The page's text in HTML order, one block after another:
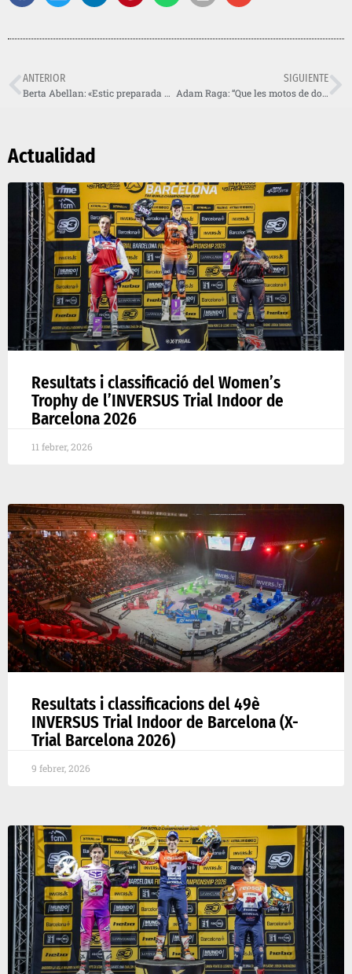
ANTERIOR
Berta Abellan: «Estic preparada per batre l’Emma Bristow»
SIGUIENTE
Adam Raga: “Que les motos de dos i quatre temps competeixin juntes en els Mundials de trial és injust”
Actualidad
Resultats i classificació del Women’s
Trophy de l’INVERSUS Trial Indoor de
Barcelona 2026
11 febrer, 2026
Resultats i classificacions del 49è
INVERSUS Trial Indoor de Barcelona (X-
Trial Barcelona 2026)
9 febrer, 2026